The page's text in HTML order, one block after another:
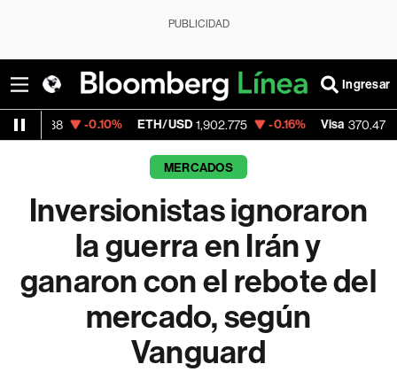
PUBLICIDAD
Ingresar
ETH/USD 1,902.775 -0.16% Visa 370.47 +0.52%
MERCADOS
Inversionistas ignoraron
la guerra en Irán y
ganaron con el rebote del
mercado, según
Vanguard